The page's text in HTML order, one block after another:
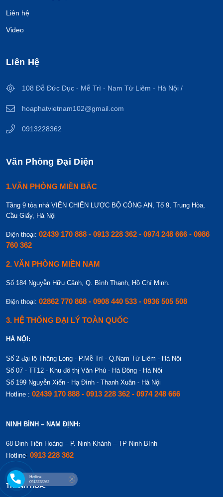
Liên hệ
Video
Liên Hệ
108 Đỗ Đức Dục - Mễ Trì - Nam Từ Liêm - Hà Nội /
hoaphatvietnam102@gmail.com
0913228362
Văn Phòng Đại Diện
1.VĂN PHÒNG MIỀN BẮC
Tầng 9 tòa nhà VIỆN CHIẾN LƯỢC BỘ CÔNG AN, Tổ 9, Trung Hòa,
Cầu Giấy, Hà Nội
Điện thoại: 02439 170 888 - 0913 228 362 - 0974 248 666 - 0986
760 362
2. VĂN PHÒNG MIỀN NAM
Số 184 Nguyễn Hữu Cảnh, Q. Bình Thạnh, Hồ Chí Minh.
Điện thoại: 02862 770 868 - 0908 440 533 - 0936 505 508
3. HỆ THỐNG ĐẠI LÝ TOÀN QUỐC
HÀ NỘI:
Số 2 đại lộ Thăng Long - P.Mễ Trì - Q.Nam Từ Liêm - Hà Nội
Số 07 - TT12 - Khu đô thị Văn Phú - Hà Đông - Hà Nội
Số 199 Nguyễn Xiển - Hạ Đình - Thanh Xuân - Hà Nội
Hotline : 02439 170 888 - 0913 228 362 - 0974 248 666
NINH BÌNH – NAM ĐỊNH:
68 Đinh Tiên Hoàng – P. Ninh Khánh – TP Ninh Bình
Hotline: 0913 228 362
THANH HÓA: